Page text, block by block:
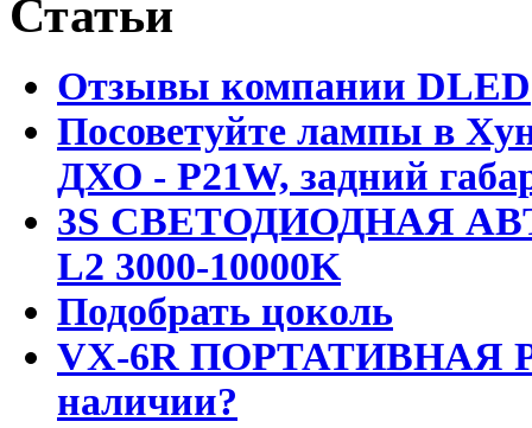
Статьи
Отзывы компании DLED
Посоветуйте лампы в
ДХО - P21W, задний
3S СВЕТОДИОДНАЯ
L2 3000-10000K
Подобрать цоколь
VX-6R ПОРТАТИВНАЯ
наличии?